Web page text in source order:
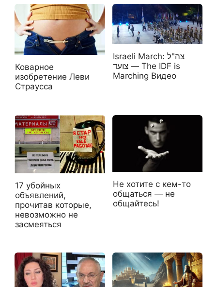
Коварное
изобретение Леви
Страусса
Israeli March: צה"ל
צועד — The IDF is
Marching Видео
17 убойных
объявлений,
прочитав которые,
невозможно не
засмеяться
Не хотите с кем-то
общаться — не
общайтесь!